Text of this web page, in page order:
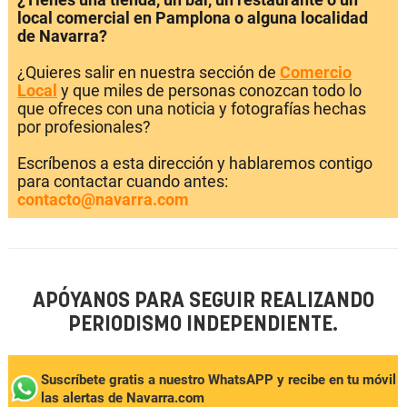
local comercial en Pamplona o alguna localidad
de Navarra?
¿Quieres salir en nuestra sección de Comercio
Local y que miles de personas conozcan todo lo
que ofreces con una noticia y fotografías hechas
por profesionales?
Escríbenos a esta dirección y hablaremos contigo
para contactar cuando antes:
contacto@navarra.com
APÓYANOS PARA SEGUIR REALIZANDO
PERIODISMO INDEPENDIENTE.
Suscríbete gratis a nuestro WhatsAPP y recibe en tu móvil
las alertas de Navarra.com